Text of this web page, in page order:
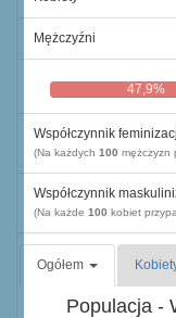
Mężczyźni
47,9%
Współczynnik
(Na każdych 100 mężczyzn
Współczynnik
(Na każde 100 kobiet
Ogółem
Populacja -